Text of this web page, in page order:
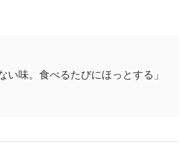
い味。食べるたびにほっとする」